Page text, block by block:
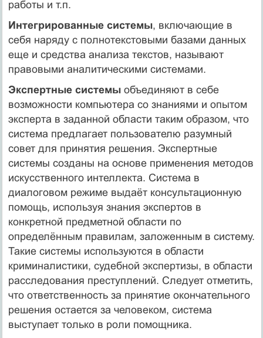
работы и т.п.
Интегрированные системы, включающие в
себя наряду с полнотекстовыми базами данных
еще и средства анализа текстов, называют
правовыми аналитическими системами.
Экспертные системыобъединяют в себе
возможности компьютера со знаниями и опытом
эксперта в заданной области таким образом, что
система предлагает пользователю разумный
совет для принятия решения. Экспертные
системы созданы на основе применения методов
искусственного интеллекта. Система в
диалоговом режиме выдаёт консультационную
помощь, используя знания экспертов в
конкретной предметной области по
определённым правилам, заложенным в систему.
Такие системы используются в области
криминалистики, судебной экспертизы, в области
расследования преступлений. Следует отметить,
что ответственность за принятие окончательного
решения остается за человеком, система
выступает только в роли помощника.